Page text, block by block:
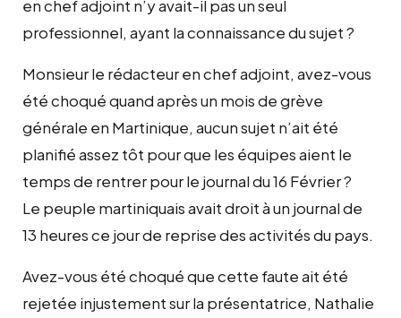
en chef adjoint n’y avait-il pas un seul
professionnel, ayant la connaissance du sujet ?
Monsieur le rédacteur en chef adjoint, avez-vous
été choqué quand après un mois de grève
générale en Martinique, aucun sujet n’ait été
planifié assez tôt pour que les équipes aient le
temps de rentrer pour le journal du 16 Février ?
Le peuple martiniquais avait droit à un journal de
13 heures ce jour de reprise des activités du pays.
Avez-vous été choqué que cette faute ait été
rejetée injustement sur la présentatrice, Nathalie